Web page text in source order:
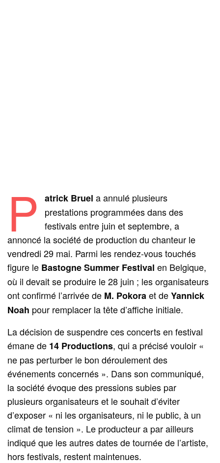
P atrick Bruel a annulé plusieurs
prestations programmées dans des
festivals entre juin et septembre, a
annoncé la société de production du chanteur le
vendredi 29 mai. Parmi les rendez‑vous touchés
figure le Bastogne Summer Festival en Belgique,
où il devait se produire le 28 juin ; les organisateurs
ont confirmé l’arrivée de M. Pokoraet deYannick
Noah pour remplacer la tête d’affiche initiale.
La décision de suspendre ces concerts en festival
émane de 14 Productions, qui a précisé vouloir «
ne pas perturber le bon déroulement des
événements concernés ». Dans son communiqué,
la société évoque des pressions subies par
plusieurs organisateurs et le souhait d’éviter
d’exposer « ni les organisateurs, ni le public, à un
climat de tension ». Le producteur a par ailleurs
indiqué que les autres dates de tournée de l’artiste,
hors festivals, restent maintenues.